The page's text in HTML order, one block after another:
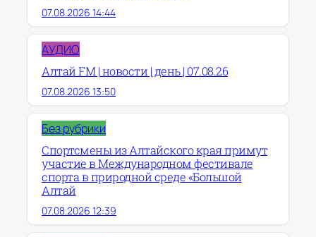
07.08.2026 14:44
АУДИО
Алтай FM | новости | день | 07.08.26
07.08.2026 13:50
Без рубрики
Спортсмены из Алтайского края примут
участие в Международном фестивале
спорта в природной среде «Большой
Алтай
07.08.2026 12:39